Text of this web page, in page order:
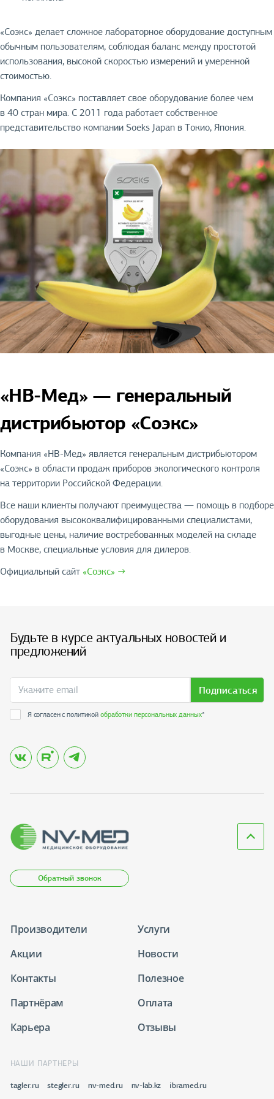
«Соэкс» делает сложное лабораторное оборудование доступным
обычным пользователям, соблюдая баланс между простотой
использования, высокой скоростью измерений и умеренной
стоимостью.
Компания «Соэкс» поставляет свое оборудование более чем
в 40 стран мира. С 2011 года работает собственное
представительство компании Soeks Japan в Токио, Япония.
«НВ-Мед» — генеральный
дистрибьютор «Соэкс»
Компания «НВ-Мед» является генеральным дистрибьютором
«Соэкс» в области продаж приборов экологического контроля
на территории Российской Федерации.
Все наши клиенты получают преимущества — помощь в подборе
оборудования высококвалифицированными специалистами,
выгодные цены, наличие востребованных моделей на складе
в Москве, специальные условия для дилеров.
Официальный сайт «Соэкс» →
Будьте в курсе актуальных новостей и
предложений
Подписаться
Я согласен с политикойобработки персональных данных*
Обратный звонок
Производители
Услуги
Акции
Новости
Контакты
Полезное
Партнёрам
Оплата
Карьера
Отзывы
НАШИ ПАРТНЕРЫ
tagler.ru stegler.ru nv-med.ru nv-lab.kz ibramed.ru